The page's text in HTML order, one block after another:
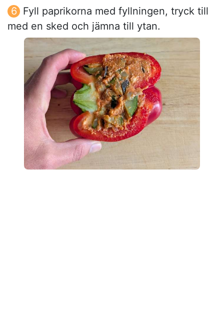
Fyll paprikorna med fyllningen, tryck till
med en sked och jämna till ytan.